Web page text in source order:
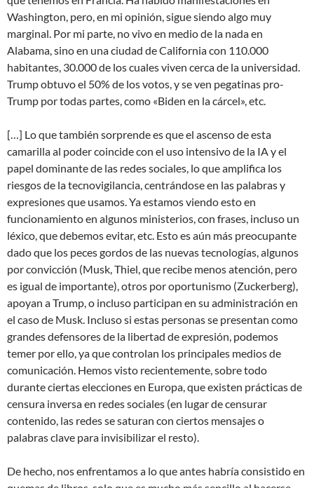
Washington, pero, en mi opinión, sigue siendo algo muy
marginal. Por mi parte, no vivo en medio de la nada en
Alabama, sino en una ciudad de California con 110.000
habitantes, 30.000 de los cuales viven cerca de la universidad.
Trump obtuvo el 50% de los votos, y se ven pegatinas pro-
Trump por todas partes, como «Biden en la cárcel», etc.
[…] Lo que también sorprende es que el ascenso de esta
camarilla al poder coincide con el uso intensivo de la IA y el
papel dominante de las redes sociales, lo que amplifica los
riesgos de la tecnovigilancia, centrándose en las palabras y
expresiones que usamos. Ya estamos viendo esto en
funcionamiento en algunos ministerios, con frases, incluso un
léxico, que debemos evitar, etc. Esto es aún más preocupante
dado que los peces gordos de las nuevas tecnologías, algunos
por convicción (Musk, Thiel, que recibe menos atención, pero
es igual de importante), otros por oportunismo (Zuckerberg),
apoyan a Trump, o incluso participan en su administración en
el caso de Musk. Incluso si estas personas se presentan como
grandes defensores de la libertad de expresión, podemos
temer por ello, ya que controlan los principales medios de
comunicación. Hemos visto recientemente, sobre todo
durante ciertas elecciones en Europa, que existen prácticas de
censura inversa en redes sociales (en lugar de censurar
contenido, las redes se saturan con ciertos mensajes o
palabras clave para invisibilizar el resto).
De hecho, nos enfrentamos a lo que antes habría consistido en